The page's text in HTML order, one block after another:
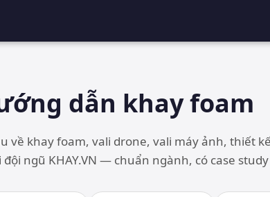
dẫn khay foam
về khay foam, vali drone, vali máy ảnh, thiết
ngũ KHAY.VN — chuẩn ngành, có case